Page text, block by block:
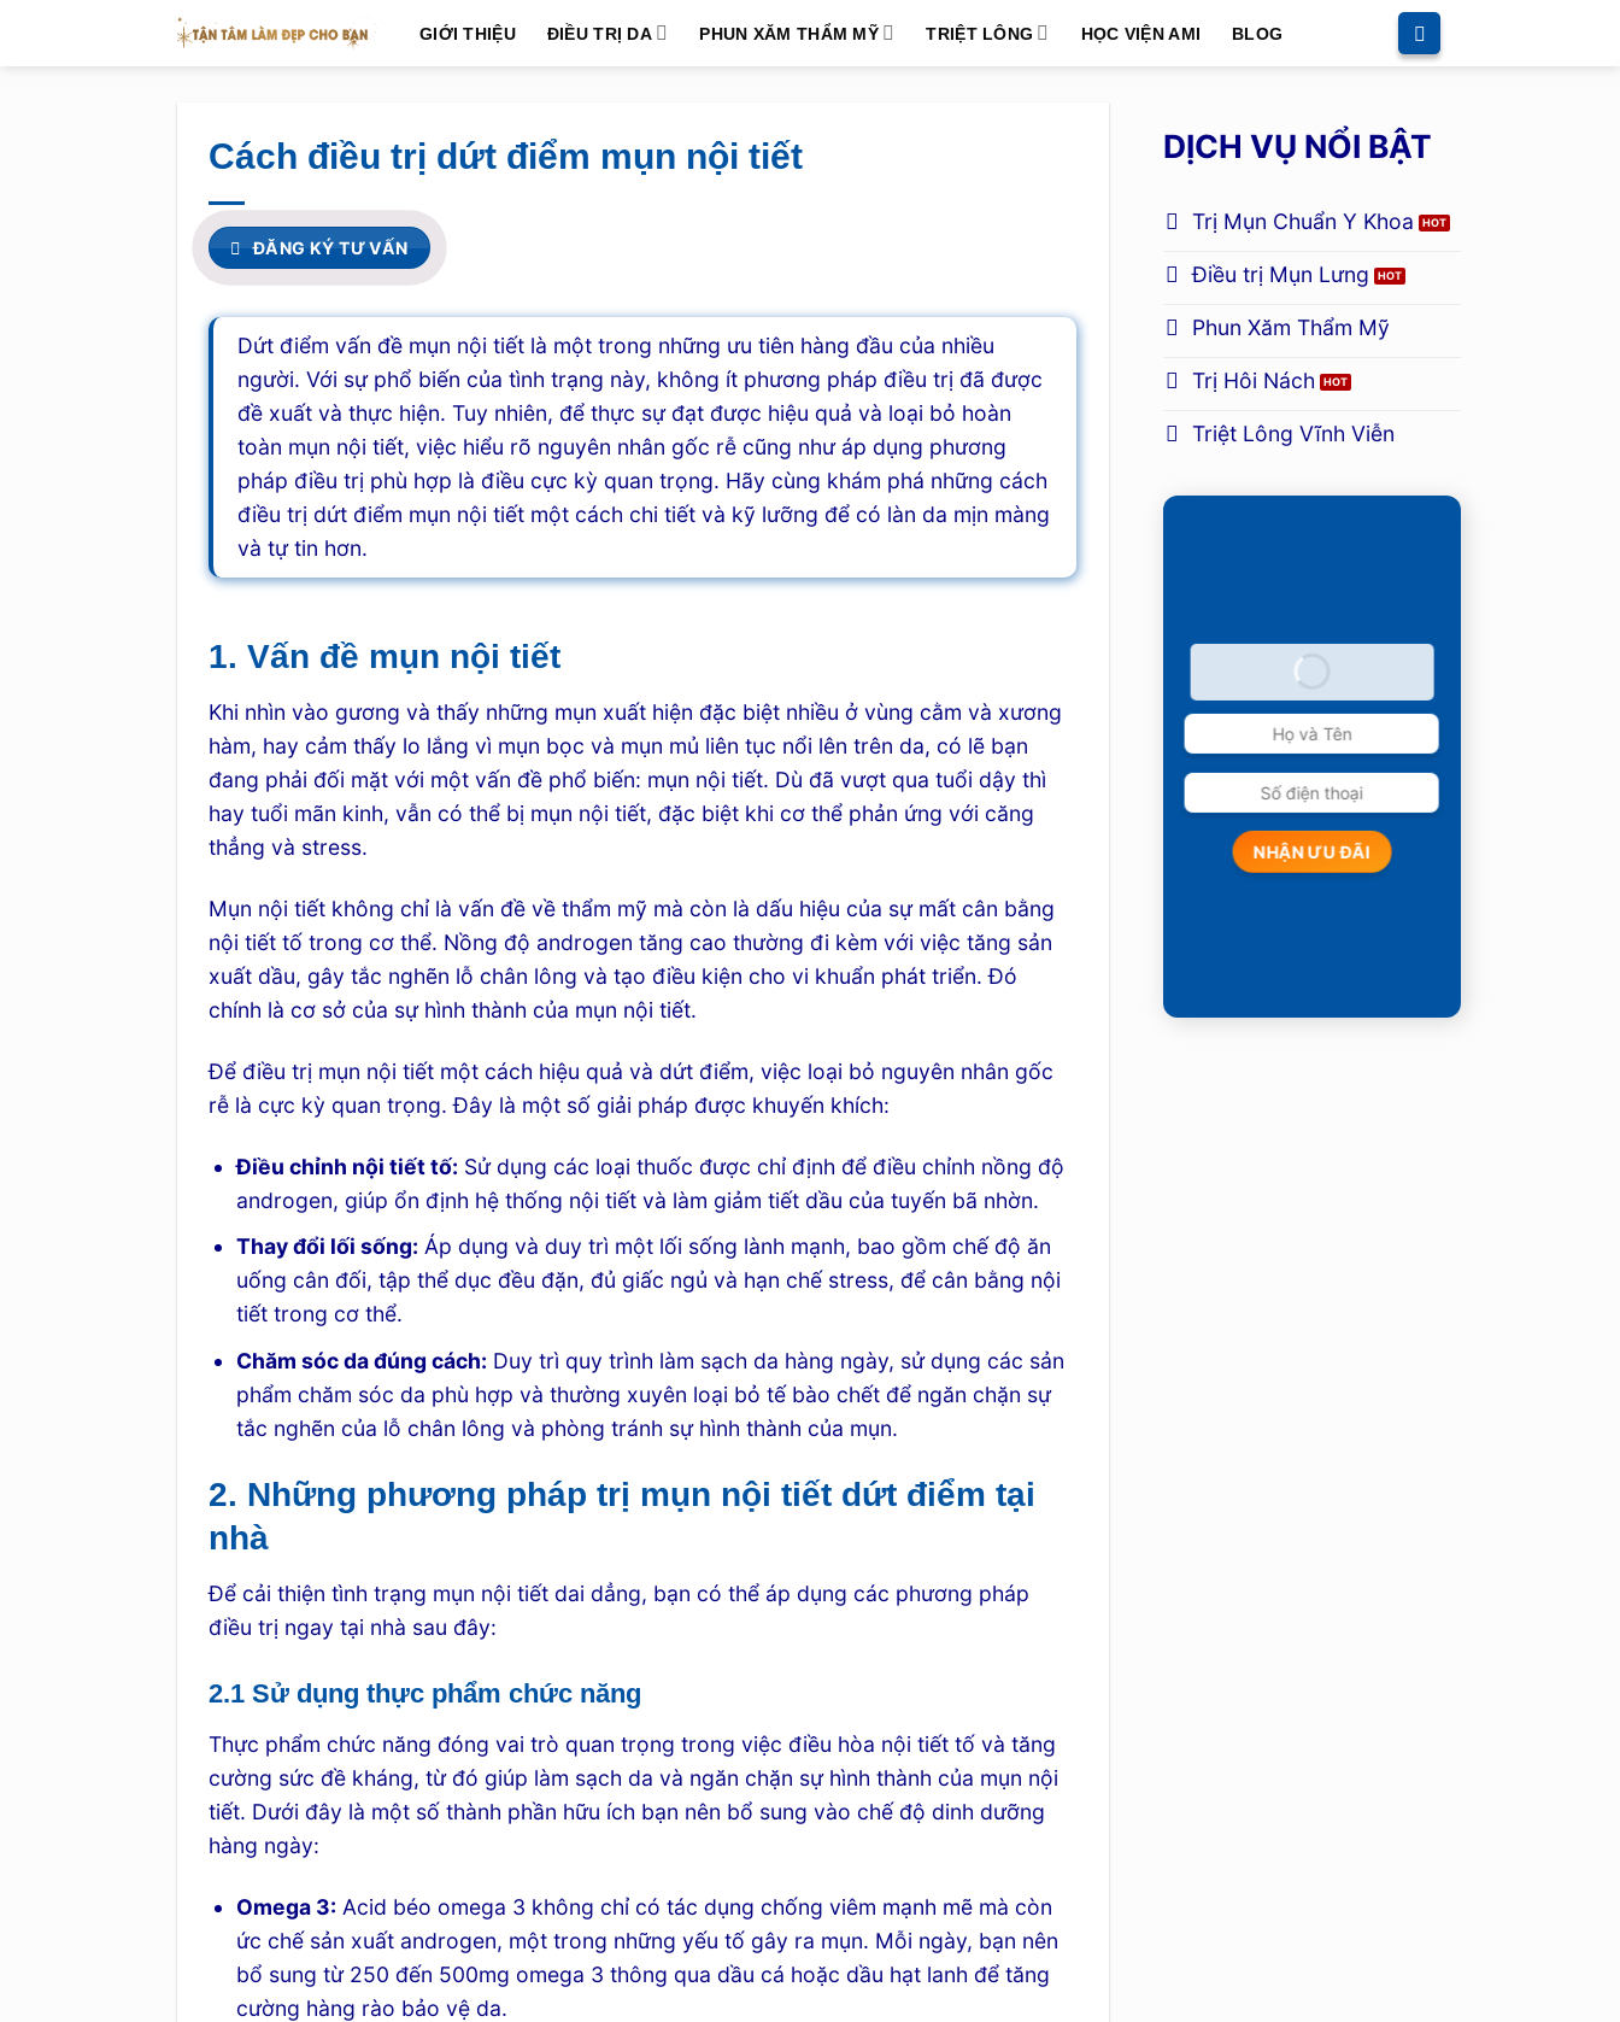
GIỚI THIỆU ĐIỀU TRỊ DA PHUN XĂM THẨM MỸ TRIỆT LÔNG HỌC VIỆN AMI BLOG
Cách điều trị dứt điểm mụn nội tiết
ĐĂNG KÝ TƯ VẤN
Dứt điểm vấn đề mụn nội tiết là một trong những ưu tiên hàng đầu của nhiều
người. Với sự phổ biến của tình trạng này, không ít phương pháp điều trị đã được
đề xuất và thực hiện. Tuy nhiên, để thực sự đạt được hiệu quả và loại bỏ hoàn
toàn mụn nội tiết, việc hiểu rõ nguyên nhân gốc rễ cũng như áp dụng phương
pháp điều trị phù hợp là điều cực kỳ quan trọng. Hãy cùng khám phá những cách
điều trị dứt điểm mụn nội tiết một cách chi tiết và kỹ lưỡng để có làn da mịn màng
và tự tin hơn.
1. Vấn đề mụn nội tiết
Khi nhìn vào gương và thấy những mụn xuất hiện đặc biệt nhiều ở vùng cằm và xương
hàm, hay cảm thấy lo lắng vì mụn bọc và mụn mủ liên tục nổi lên trên da, có lẽ bạn
đang phải đối mặt với một vấn đề phổ biến: mụn nội tiết. Dù đã vượt qua tuổi dậy thì
hay tuổi mãn kinh, vẫn có thể bị mụn nội tiết, đặc biệt khi cơ thể phản ứng với căng
thẳng và stress.
Mụn nội tiết không chỉ là vấn đề về thẩm mỹ mà còn là dấu hiệu của sự mất cân bằng
nội tiết tố trong cơ thể. Nồng độ androgen tăng cao thường đi kèm với việc tăng sản
xuất dầu, gây tắc nghẽn lỗ chân lông và tạo điều kiện cho vi khuẩn phát triển. Đó
chính là cơ sở của sự hình thành của mụn nội tiết.
Để điều trị mụn nội tiết một cách hiệu quả và dứt điểm, việc loại bỏ nguyên nhân gốc
rễ là cực kỳ quan trọng. Đây là một số giải pháp được khuyến khích:
Điều chỉnh nội tiết tố: Sử dụng các loại thuốc được chỉ định để điều chỉnh nồng độ
androgen, giúp ổn định hệ thống nội tiết và làm giảm tiết dầu của tuyến bã nhờn.
Thay đổi lối sống: Áp dụng và duy trì một lối sống lành mạnh, bao gồm chế độ ăn
uống cân đối, tập thể dục đều đặn, đủ giấc ngủ và hạn chế stress, để cân bằng nội
tiết trong cơ thể.
Chăm sóc da đúng cách: Duy trì quy trình làm sạch da hàng ngày, sử dụng các sản
phẩm chăm sóc da phù hợp và thường xuyên loại bỏ tế bào chết để ngăn chặn sự
tắc nghẽn của lỗ chân lông và phòng tránh sự hình thành của mụn.
2. Những phương pháp trị mụn nội tiết dứt điểm tại
nhà
Để cải thiện tình trạng mụn nội tiết dai dẳng, bạn có thể áp dụng các phương pháp
điều trị ngay tại nhà sau đây:
2.1 Sử dụng thực phẩm chức năng
Thực phẩm chức năng đóng vai trò quan trọng trong việc điều hòa nội tiết tố và tăng
cường sức đề kháng, từ đó giúp làm sạch da và ngăn chặn sự hình thành của mụn nội
tiết. Dưới đây là một số thành phần hữu ích bạn nên bổ sung vào chế độ dinh dưỡng
hàng ngày:
Omega 3: Acid béo omega 3 không chỉ có tác dụng chống viêm mạnh mẽ mà còn
ức chế sản xuất androgen, một trong những yếu tố gây ra mụn. Mỗi ngày, bạn nên
bổ sung từ 250 đến 500mg omega 3 thông qua dầu cá hoặc dầu hạt lanh để tăng
cường hàng rào bảo vệ da.
DỊCH VỤ NỔI BẬT
Trị Mụn Chuẩn Y Khoa
Điều trị Mụn Lưng
Phun Xăm Thẩm Mỹ
Trị Hôi Nách
Triệt Lông Vĩnh Viễn